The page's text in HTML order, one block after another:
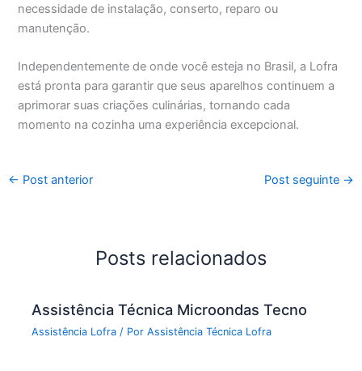
necessidade de instalação, conserto, reparo ou
manutenção.
Independentemente de onde você esteja no Brasil, a Lofra
está pronta para garantir que seus aparelhos continuem a
aprimorar suas criações culinárias, tornando cada
momento na cozinha uma experiência excepcional.
← Post anterior Post seguinte →
Posts relacionados
Assistência Técnica Microondas Tecno
Assistência Lofra / PorAssistência Técnica Lofra